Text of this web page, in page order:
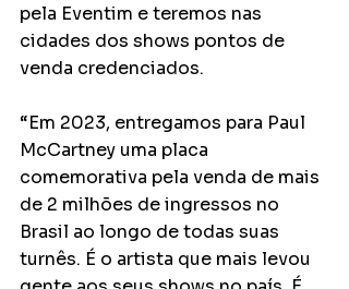
pela Eventim e teremos nas
cidades dos shows pontos de
venda credenciados.
“Em 2023, entregamos para Paul
McCartney uma placa
comemorativa pela venda de mais
de 2 milhões de ingressos no
Brasil ao longo de todas suas
turnês. É o artista que mais levou